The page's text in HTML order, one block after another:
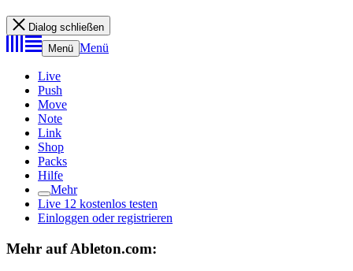
Dialog schließen
Menü Menü
Live
Push
Move
Note
Link
Shop
Packs
Hilfe
Mehr
Live 12 kostenlos testen
Einloggen oder registrieren
Mehr auf Ableton.com: